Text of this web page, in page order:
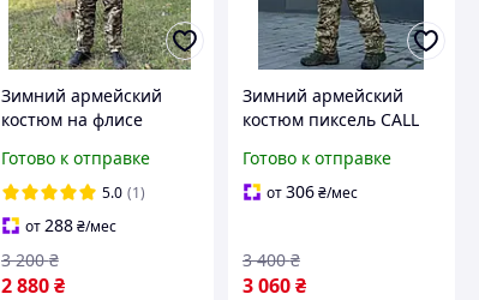
Зимний армейский
костюм на флисе
военный зимний
костюм пиксель форма
зимняя ВСУ пиксель
м14
Готово к отправке
5.0 (1)
от288 ₴/мес
2 880 ₴
3 200 ₴
Зимний армейский
костюм пиксель CALL
военный зимний
костюм омни хит
Готово к отправке
от306₴/мес
3 060₴
3 400 ₴